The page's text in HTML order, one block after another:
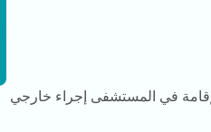
في المستشفى إجراء خارجي